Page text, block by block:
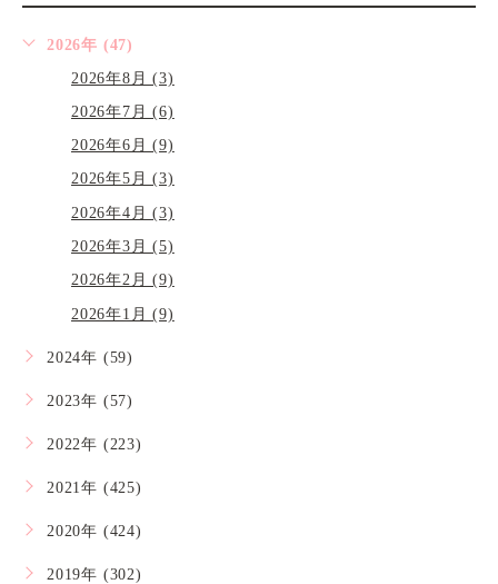
2026年 (47)
2026年8月 (3)
2026年7月 (6)
2026年6月 (9)
2026年5月 (3)
2026年4月 (3)
2026年3月 (5)
2026年2月 (9)
2026年1月 (9)
2024年 (59)
2023年 (57)
2022年 (223)
2021年 (425)
2020年 (424)
2019年 (302)